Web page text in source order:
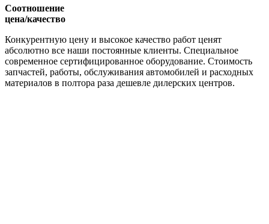
Соотношение
цена/качество
Конкурентную цену и высокое качество работ ценят
абсолютно все наши постоянные клиенты. Специальное
современное сертифицированное оборудование. Стоимость
запчастей, работы, обслуживания автомобилей и расходных
материалов в полтора раза дешевле дилерских центров.